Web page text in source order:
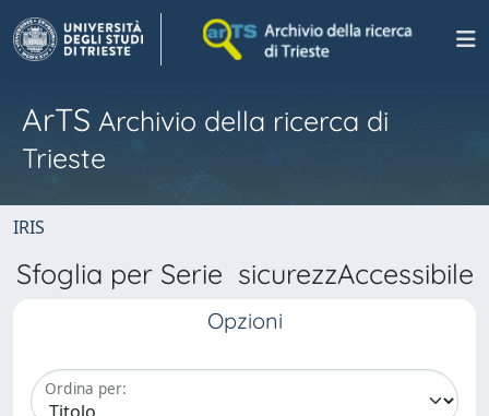
ArTS Archivio della ricerca di
Trieste
IRIS
Sfoglia per Serie sicurezzAccessibile
Opzioni
Ordina per: